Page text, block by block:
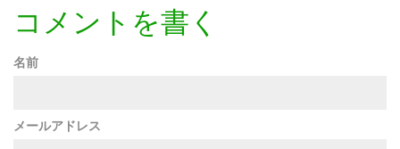
コメントを書く
名前
メールアドレス